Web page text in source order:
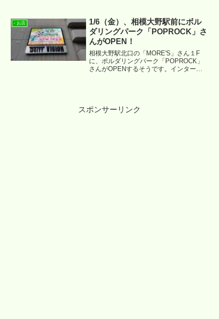
- お店
1/6（金）、相模大野駅前にボル
ダリングパーク「POPROCK」さ
んがOPEN！
相模大野駅北口の「MORE'S」さん１F
に、ボルダリングパーク「POPROCK」
さんがOPENするそうです。インターネ
スポンサーリンク